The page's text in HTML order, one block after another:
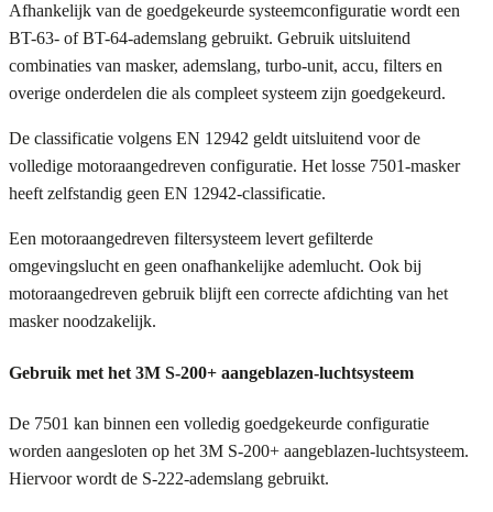
Afhankelijk van de goedgekeurde systeemconfiguratie wordt een
BT-63- of BT-64-ademslang gebruikt. Gebruik uitsluitend
combinaties van masker, ademslang, turbo-unit, accu, filters en
overige onderdelen die als compleet systeem zijn goedgekeurd.
De classificatie volgens EN 12942 geldt uitsluitend voor de
volledige motoraangedreven configuratie. Het losse 7501-masker
heeft zelfstandig geen EN 12942-classificatie.
Een motoraangedreven filtersysteem levert gefilterde
omgevingslucht en geen onafhankelijke ademlucht. Ook bij
motoraangedreven gebruik blijft een correcte afdichting van het
masker noodzakelijk.
Gebruik met het 3M S-200+ aangeblazen-luchtsysteem
De 7501 kan binnen een volledig goedgekeurde configuratie
worden aangesloten op het 3M S-200+ aangeblazen-luchtsysteem.
Hiervoor wordt de S-222-ademslang gebruikt.